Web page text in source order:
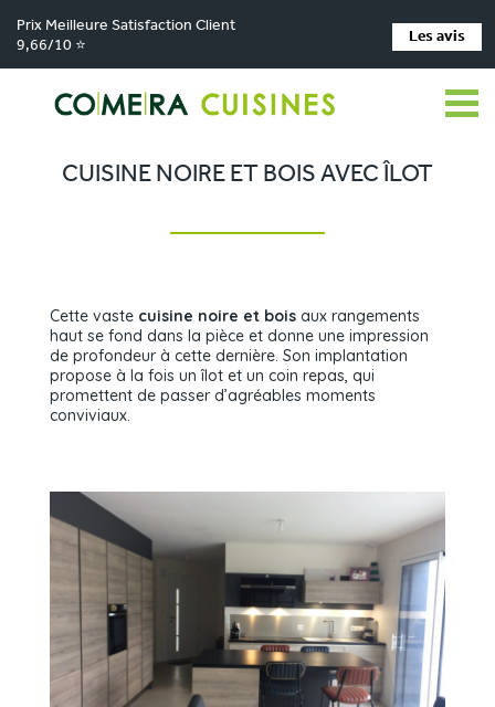
Prix Meilleure Satisfaction Client
9,66/10 ⭐
Les avis
Comera Cuisines > Nos magasins de cuisine > Cuisiniste LES HERBIERS >
Réalisations > Cuisine noire et bois avec îlot
CUISINE NOIRE ET BOIS AVEC ÎLOT
Cette vaste cuisine noire et bois aux rangements
haut se fond dans la pièce et donne une impression
de profondeur à cette dernière. Son implantation
propose à la fois un îlot et un coin repas, qui
promettent de passer d’agréables moments
conviviaux.